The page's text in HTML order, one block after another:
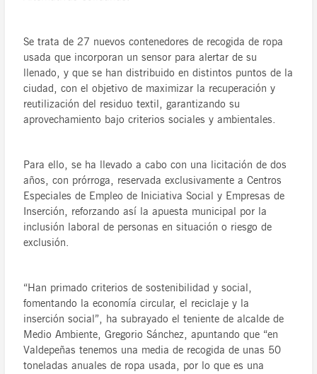
Se trata de 27 nuevos contenedores de recogida de ropa
usada que incorporan un sensor para alertar de su
llenado, y que se han distribuido en distintos puntos de la
ciudad, con el objetivo de maximizar la recuperación y
reutilización del residuo textil, garantizando su
aprovechamiento bajo criterios sociales y ambientales.
Para ello, se ha llevado a cabo con una licitación de dos
años, con prórroga, reservada exclusivamente a Centros
Especiales de Empleo de Iniciativa Social y Empresas de
Inserción, reforzando así la apuesta municipal por la
inclusión laboral de personas en situación o riesgo de
exclusión.
“Han primado criterios de sostenibilidad y social,
fomentando la economía circular, el reciclaje y la
inserción social”, ha subrayado el teniente de alcalde de
Medio Ambiente, Gregorio Sánchez, apuntando que “en
Valdepeñas tenemos una media de recogida de unas 50
toneladas anuales de ropa usada, por lo que es una